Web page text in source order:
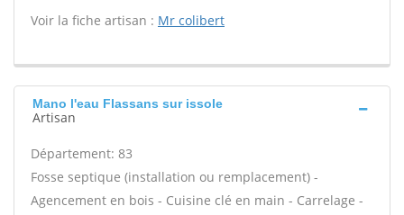
Voir la fiche artisan : Mr colibert
Mano l'eau Flassans sur issole
Artisan
Département: 83
Fosse septique (installation ou remplacement) -
Agencement en bois - Cuisine clé en main - Carrelage -